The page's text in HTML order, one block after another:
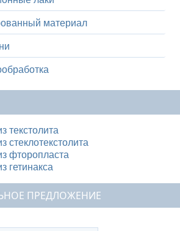
материал
текстолита
стеклотекстолита
фторопласта
гетинакса
ПРЕДЛОЖЕНИЕ